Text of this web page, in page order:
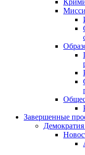
Завершенные
Демократия